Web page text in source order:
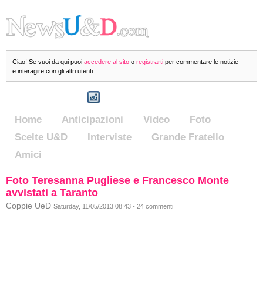
Ciao! Se vuoi da qui puoi accedere al sito o registrarti per commentare le notizie
e interagire con gli altri utenti.
Home Anticipazioni Video
Foto
Scelte U&D
Interviste
Grande Fratello
Amici
Foto Teresanna Pugliese e Francesco Monte
avvistati a Taranto
Coppie UeD Saturday, 11/05/2013 08:43 - 24 commenti